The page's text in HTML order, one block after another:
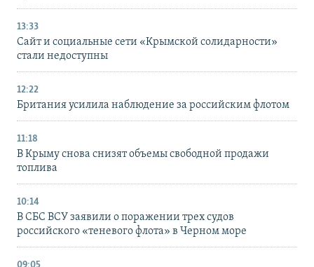
13:33
Сайт и социальные сети «Крымской солидарности»
стали недоступны
12:22
Британия усилила наблюдение за российским флотом
11:18
В Крыму снова снизят объемы свободной продажи
топлива
10:14
В СБС ВСУ заявили о поражении трех судов
российского «теневого флота» в Черном море